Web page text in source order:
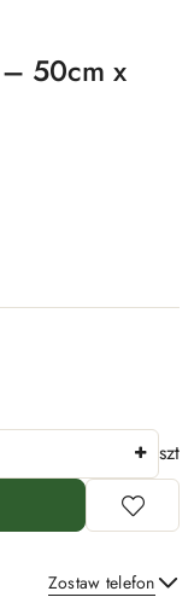
50cm x
szt
Zostaw telefon